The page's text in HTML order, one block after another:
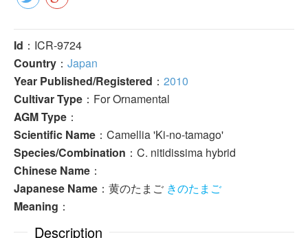
Id ：ICR-9724
Country ： Japan
Year Published/Registered ： 2010
Cultivar Type ：For Ornamental
AGM Type ：
Scientific Name ：Camellia 'Ki-no-tamago'
Species/Combination ：C. nitidissima hybrid
Chinese Name ：
Japanese Name ：黄のたまご きのたまご
Meaning ：
Description